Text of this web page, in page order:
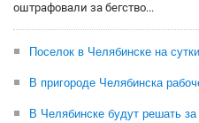
оштрафовали за бегство...
Поселок в Челябинске на
В пригороде Челябинска
В Челябинске будут решать